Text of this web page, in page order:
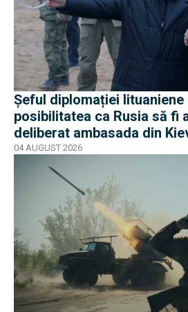
Șeful diplomației lituaniene
posibilitatea ca Rusia să fi
deliberat ambasada din
04 AUGUST 2026